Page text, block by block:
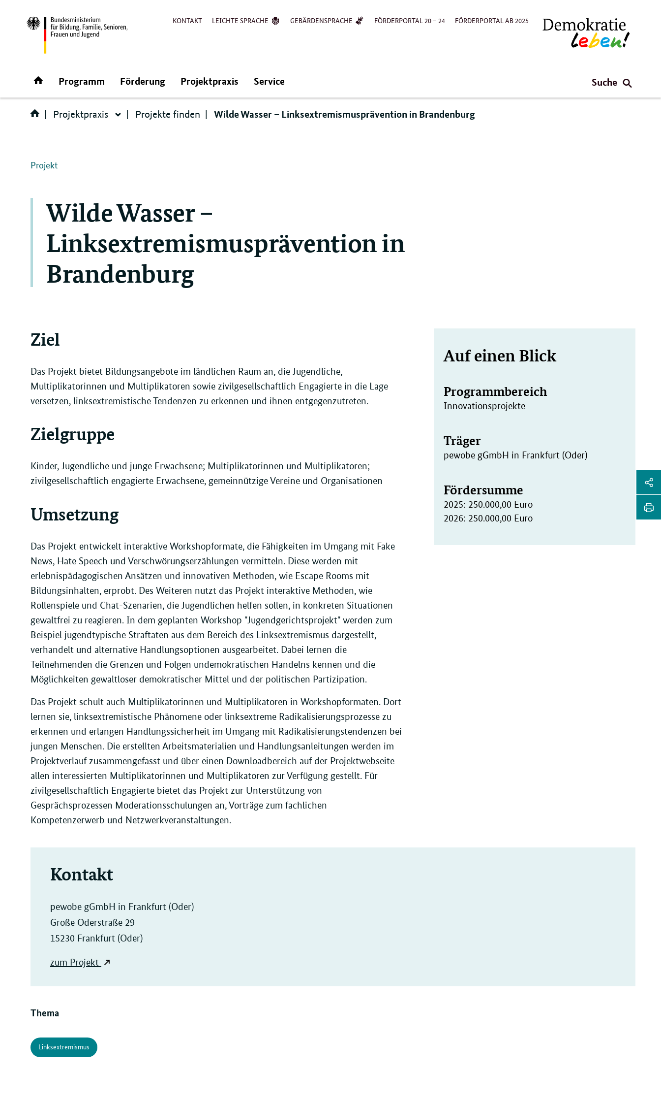
Direktlink:
KONTAKT LEICHTE SPRACHE GEBÄRDENSPRACHE FÖRDERPORTAL 20 – 24 FÖRDERPORTAL AB 2025
Startseite
Programm Förderung Projektpraxis Service Suche
Projektpraxis Projektpraxis
Projekte finden Wilde Wasser – Linksextremismusprävention in Brandenburg
Projekt
Wilde Wasser –
Linksextremismusprävention in
Brandenburg
Ziel
Das Projekt bietet Bildungsangebote im ländlichen Raum an, die Jugendliche,
Multiplikatorinnen und Multiplikatoren sowie zivilgesellschaftlich Engagierte in die Lage
versetzen, linksextremistische Tendenzen zu erkennen und ihnen entgegenzutreten.
Zielgruppe
Kinder, Jugendliche und junge Erwachsene; Multiplikatorinnen und Multiplikatoren;
zivilgesellschaftlich engagierte Erwachsene, gemeinnützige Vereine und Organisationen
Umsetzung
Das Projekt entwickelt interaktive Workshopformate, die Fähigkeiten im Umgang mit Fake
News, Hate Speech und Verschwörungserzählungen vermitteln. Diese werden mit
erlebnispädagogischen Ansätzen und innovativen Methoden, wie Escape Rooms mit
Bildungsinhalten, erprobt. Des Weiteren nutzt das Projekt interaktive Methoden, wie
Rollenspiele und Chat-Szenarien, die Jugendlichen helfen sollen, in konkreten Situationen
gewaltfrei zu reagieren. In dem geplanten Workshop "Jugendgerichtsprojekt" werden zum
Beispiel jugendtypische Straftaten aus dem Bereich des Linksextremismus dargestellt,
verhandelt und alternative Handlungsoptionen ausgearbeitet. Dabei lernen die
Teilnehmenden die Grenzen und Folgen undemokratischen Handelns kennen und die
Möglichkeiten gewaltloser demokratischer Mittel und der politischen Partizipation.
Das Projekt schult auch Multiplikatorinnen und Multiplikatoren in Workshopformaten. Dort
lernen sie, linksextremistische Phänomene oder linksextreme Radikalisierungsprozesse zu
erkennen und erlangen Handlungssicherheit im Umgang mit Radikalisierungstendenzen bei
jungen Menschen. Die erstellten Arbeitsmaterialien und Handlungsanleitungen werden im
Projektverlauf zusammengefasst und über einen Downloadbereich auf der Projektwebseite
allen interessierten Multiplikatorinnen und Multiplikatoren zur Verfügung gestellt. Für
zivilgesellschaftlich Engagierte bietet das Projekt zur Unterstützung von
Gesprächsprozessen Moderationsschulungen an, Vorträge zum fachlichen
Kompetenzerwerb und Netzwerkveranstaltungen.
Weitere
Auf einen Blick
Programmbereich
Innovationsprojekte
Träger
pewobe gGmbH in Frankfurt (Oder)
Fördersumme
2025: 250.000,00 Euro
2026: 250.000,00 Euro
Kontakt
pewobe gGmbH in Frankfurt (Oder)
Große Oderstraße 29
15230 Frankfurt (Oder)
zum Projekt
Thema
Linksextremismus